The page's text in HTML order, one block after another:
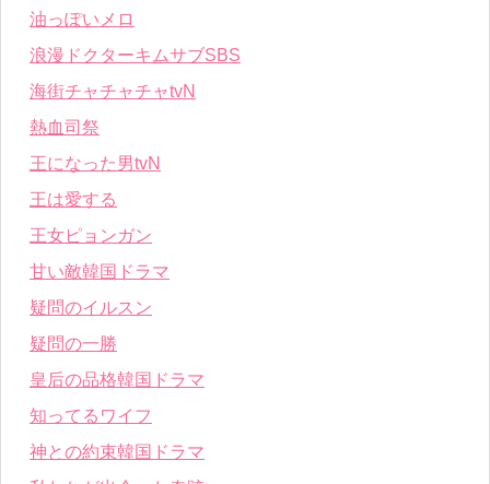
油っぽいメロ
浪漫ドクターキムサブSBS
海街チャチャチャtvN
熱血司祭
王になった男tvN
王は愛する
王女ピョンガン
甘い敵韓国ドラマ
疑問のイルスン
疑問の一勝
皇后の品格韓国ドラマ
知ってるワイフ
神との約束韓国ドラマ